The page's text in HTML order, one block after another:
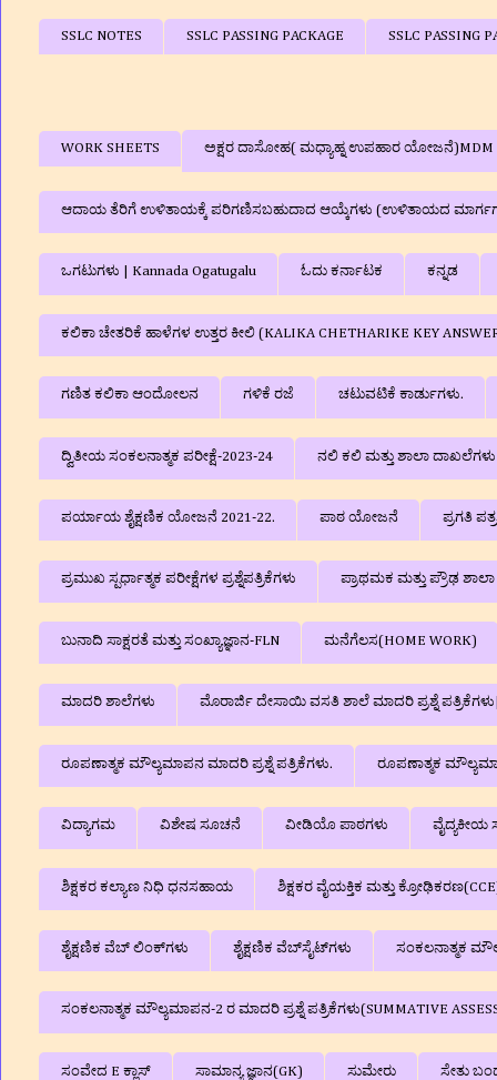
SSLC NOTES SSLC PASSING PACKAGE SSLC PASSING
WORK SHEETS ಅಕ್ಷರ ದಾಸೋಹ( ಮಧ್ಯಾಹ್ನ ಉಪಹಾರ ಯೋಜನೆ)MDM
ಆದಾಯ ತೆರಿಗೆ ಉಳಿತಾಯಕ್ಕೆ ಪರಿಗಣಿಸಬಹುದಾದ ಆಯ್ಕೆಗಳು (ಉಳಿತಾಯದ
ಒಗಟುಗಳು | Kannada Ogatugalu ಓದು ಕರ್ನಾಟಕ ಕನ್ನಡ
ಕಲಿಕಾ ಚೇತರಿಕೆ ಹಾಳೆಗಳ ಉತ್ತರ ಕೀಲಿ (KALIKA CHETHARIKE KEY
ಗಣಿತ ಕಲಿಕಾ ಆಂದೋಲನ ಗಳಿಕೆ ರಜೆ ಚಟುವಟಿಕೆ ಕಾರ್ಡುಗಳು.
ದ್ವಿತೀಯ ಸಂಕಲನಾತ್ಮಕ ಪರೀಕ್ಷೆ-2023-24 ನಲಿ ಕಲಿ ಮತ್ತು ಶಾಲಾ ದಾಖಲೆಗಳು
ಪರ್ಯಾಯ ಶೈಕ್ಷಣಿಕ ಯೋಜನೆ 2021-22. ಪಾಠ ಯೋಜನೆ ಪ್ರಗತಿ
ಪ್ರಮುಖ ಸ್ಪರ್ಧಾತ್ಮಕ ಪರೀಕ್ಷೆಗಳ ಪ್ರಶ್ನೆಪತ್ರಿಕೆಗಳು ಪ್ರಾಥಮಕ ಮತ್ತು ಪ್ರೌಢ ಶಾಲಾ
ಬುನಾದಿ ಸಾಕ್ಷರತೆ ಮತ್ತು ಸಂಖ್ಯಾಜ್ಞಾನ-FLN ಮನೆಗೆಲಸ(HOME WORK)
ಮಾದರಿ ಶಾಲೆಗಳು ಮೊರಾರ್ಜಿ ದೇಸಾಯಿ ವಸತಿ ಶಾಲೆ ಮಾದರಿ ಪ್ರಶ್ನೆ
ರೂಪಣಾತ್ಮಕ ಮೌಲ್ಯಮಾಪನ ಮಾದರಿ ಪ್ರಶ್ನೆ ಪತ್ರಿಕೆಗಳು. ರೂಪಣಾತ್ಮಕ
ವಿದ್ಯಾಗಮ ವಿಶೇಷ ಸೂಚನೆ ವೀಡಿಯೊ ಪಾಠಗಳು ವೈದ್ಯಕೀಯ
ಶಿಕ್ಷಕರ ಕಲ್ಯಾಣ ನಿಧಿ ಧನಸಹಾಯ ಶಿಕ್ಷಕರ ವೈಯಕ್ತಿಕ ಮತ್ತು
ಶೈಕ್ಷಣಿಕ ವೆಬ್‌ ಲಿಂಕ್‌ಗಳು ಶೈಕ್ಷಣಿಕ ವೆಬ್‌ಸೈಟ್‌ಗಳು ಸಂಕಲನಾತ್ಮಕ
ಸಂಕಲನಾತ್ಮಕ ಮೌಲ್ಯಮಾಪನ-2 ರ ಮಾದರಿ ಪ್ರಶ್ನೆ ಪತ್ರಿಕೆಗಳು(SUMMATIVE
ಸಂವೇದ E ಕ್ಲಾಸ್ ಸಾಮಾನ್ಯ ಜ್ಞಾನ(GK) ಸುಮೇರು ಸೇತು